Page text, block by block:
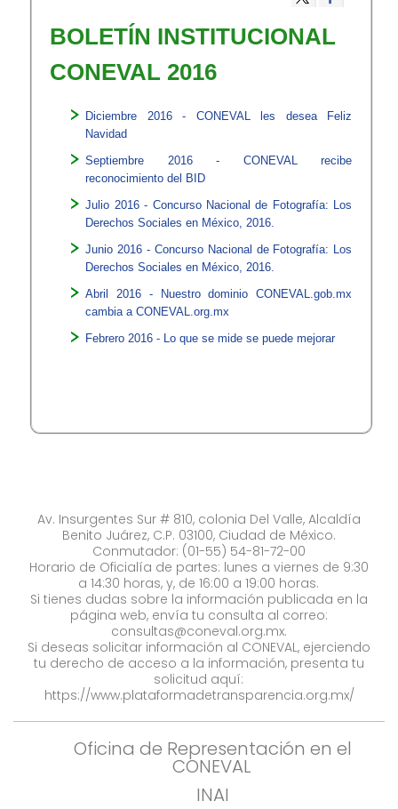
BOLETÍN INSTITUCIONAL ​​
CONEVAL 2016​
Diciembre 2016 - CONEVAL les desea Feliz
Navidad
Septiembre 2016 - CONEVAL recibe
reconocimiento del BID
Julio 2016 - Concurso Nacio​​nal de Fotografía: Los
Derechos Sociales en México, 2016.
Junio 2016 - Concurso Nacional de Fotografía: Los
Derechos Sociales en México, 2016.
Abril 2016 - Nuestro dominio CONEVAL.​gob.mx
cambia a CONEVAL.org.mx​​
Febrero​ 2016 - Lo que se mide se puede mejorar​
Av. Insurgentes Sur # 810, colonia Del Valle, Alcaldía
Benito Juárez, C.P. 03100, Ciudad de México.
Conmutador: (01-55) 54-81-72-00
Horario de Oficialía de partes: lunes a viernes de 9:30
a 14:30 horas, y, de 16:00 a 19:00 horas.
Si tienes dudas sobre la información publicada en la
página web, envía tu consulta al correo:
consultas@coneval.org.mx.
Si deseas solicitar información al CONEVAL, ejerciendo
tu derecho de acceso a la información, presenta tu
solicitud aquí:
https://www.plataformadetransparencia.org.mx/
Oficina de Representación en el
CONEVAL
INAI